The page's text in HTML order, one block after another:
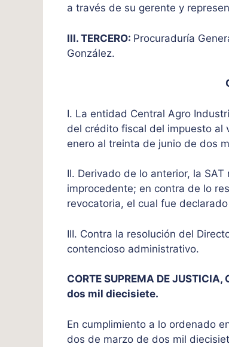
a través de su gerente y
III. TERCERO: Procuraduría
González.
I. La entidad Central Agro
del crédito fiscal del impuesto al
enero al treinta de junio de dos
II. Derivado de lo anterior, la
improcedente; en contra de lo
revocatoria, el cual fue
III. Contra la resolución del
contencioso administrativo.
CORTE SUPREMA DE
dos mil diecisiete.
En cumplimiento a lo ordenado
dos de marzo de dos mil